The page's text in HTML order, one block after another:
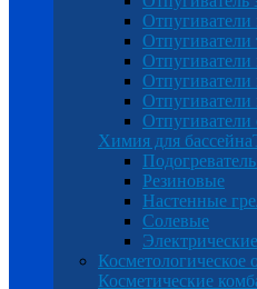
Отпугиватели
Отпугиватели
Отпугиватели
Отпугиватели
Отпугиватели
Отпугиватели
Химия для бассейна
Резиновые
Настенные
Солевые
Электрические
Косметологическое
Косметические